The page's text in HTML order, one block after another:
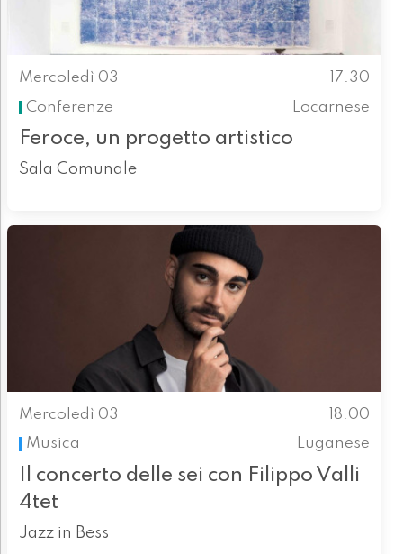
Mercoledì 03
17.30
Conferenze
Locarnese
Feroce, un progetto artistico
Sala Comunale
Mercoledì 03
18.00
Musica
Luganese
Il concerto delle sei con Filippo Valli
4tet
Jazz in Bess